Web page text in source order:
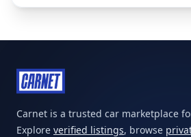
Carnet is a trusted car marketplace
Explore verified listings, browse